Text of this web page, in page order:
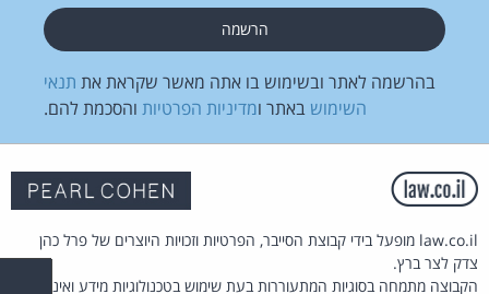
בהרשמה לאתר ובשימוש בו אתה מאשר שקראת את תנאי
השימוש באתר ומדיניות הפרטיות והסכמת להם.
law.co.il מופעל בידי קבוצת הסייבר, הפרטיות וזכויות היוצרים של פרל כהן
צדק לצר ברץ.
הקבוצה מתמחה בסוגיות המתעוררות בעת שימוש בטכנולוגיות מידע ואינטרנט.